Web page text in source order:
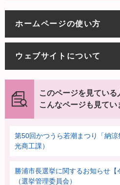
ホームページの使い方
ウェブサイトについて
このページを見ている
こんなページも見てい
第50回かつうら若潮まつり「納
光商工課）
勝浦市長選挙に関するお知らせ【
（選挙管理委員会）